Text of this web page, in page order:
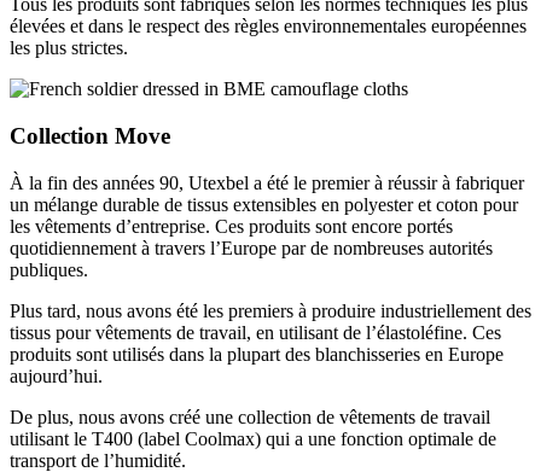
Tous les produits sont fabriqués selon les normes techniques les plus
élevées et dans le respect des règles environnementales européennes
les plus strictes.
Collection Move
À la fin des années 90, Utexbel a été le premier à réussir à fabriquer
un mélange durable de tissus extensibles en polyester et coton pour
les vêtements d’entreprise. Ces produits sont encore portés
quotidiennement à travers l’Europe par de nombreuses autorités
publiques.
Plus tard, nous avons été les premiers à produire industriellement des
tissus pour vêtements de travail, en utilisant de l’élastoléfine. Ces
produits sont utilisés dans la plupart des blanchisseries en Europe
aujourd’hui.
De plus, nous avons créé une collection de vêtements de travail
utilisant le T400 (label Coolmax) qui a une fonction optimale de
transport de l’humidité.